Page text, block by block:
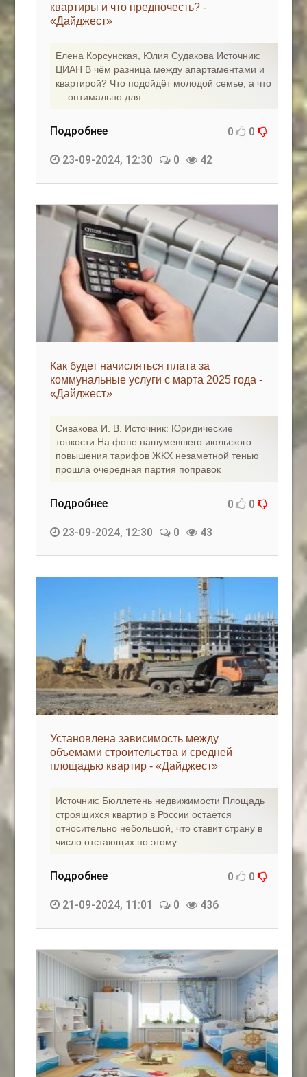
квартиры и что предпочесть? -
«Дайджест»
Елена Корсунская, Юлия Судакова Источник:
ЦИАН В чём разница между апартаментами и
квартирой? Что подойдёт молодой семье, а что
— оптимально для
Подробнее 0 0
23-09-2024, 12:30 0 42
Как будет начисляться плата за
коммунальные услуги с марта 2025 года -
«Дайджест»
Сивакова И. В. Источник: Юридические
тонкости На фоне нашумевшего июльского
повышения тарифов ЖКХ незаметной тенью
прошла очередная партия поправок
Подробнее 0 0
23-09-2024, 12:30 0 43
Установлена зависимость между
объемами строительства и средней
площадью квартир - «Дайджест»
Источник: Бюллетень недвижимости Площадь
строящихся квартир в России остается
относительно небольшой, что ставит страну в
число отстающих по этому
Подробнее 0 0
21-09-2024, 11:01 0 436